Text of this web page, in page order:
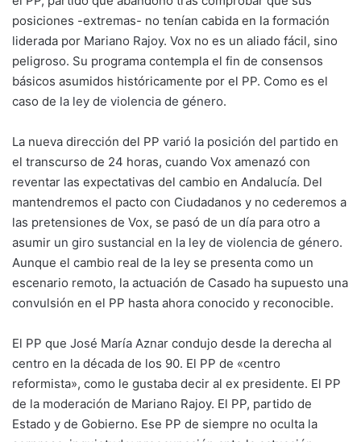
posiciones -extremas- no tenían cabida en la formación
liderada por Mariano Rajoy. Vox no es un aliado fácil, sino
peligroso. Su programa contempla el fin de consensos
básicos asumidos históricamente por el PP. Como es el
caso de la ley de violencia de género.
La nueva dirección del PP varió la posición del partido en
el transcurso de 24 horas, cuando Vox amenazó con
reventar las expectativas del cambio en Andalucía. Del
mantendremos el pacto con Ciudadanos y no cederemos a
las pretensiones de Vox, se pasó de un día para otro a
asumir un giro sustancial en la ley de violencia de género.
Aunque el cambio real de la ley se presenta como un
escenario remoto, la actuación de Casado ha supuesto una
convulsión en el PP hasta ahora conocido y reconocible.
El PP que José María Aznar condujo desde la derecha al
centro en la década de los 90. El PP de «centro
reformista», como le gustaba decir al ex presidente. El PP
de la moderación de Mariano Rajoy. El PP, partido de
Estado y de Gobierno. Ese PP de siempre no oculta la